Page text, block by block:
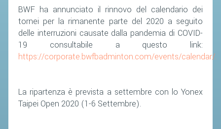
BWF ha annunciato il rinnovo del calendario dei
tornei per la rimanente parte del 2020 a seguito
delle interruzioni causate dalla pandemia di COVID-
19 consultabile a questo link:
https://corporate.bwfbadminton.com/events/calendar/.
La ripartenza è prevista a settembre con lo Yonex
Taipei Open 2020 (1-6 Settembre).
PROVVEDIMENTI
ORGANI DI GIUSTIZIA FEDERALE
MAGLIA AZZURRA
CTF – PALABADMINTON
ATLETI D'INTERESSE NAZIONALE